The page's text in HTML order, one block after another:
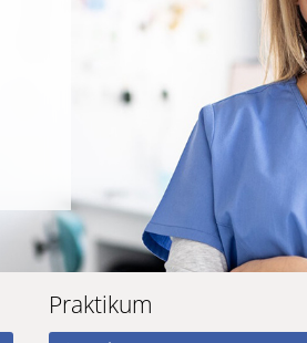
Praktikum